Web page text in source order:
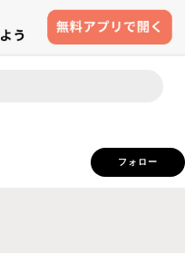
フォロー